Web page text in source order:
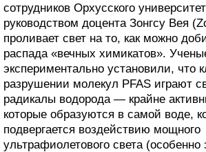
сотрудников Орхусского
руководством доцента Зонгсу Вея
проливает свет на то, как можно
распада «вечных химикатов».
экспериментально установили, что
разрушении молекул PFAS играют
радикалы водорода — крайне
которые образуются в самой воде,
подвергается воздействию мощного
ультрафиолетового света